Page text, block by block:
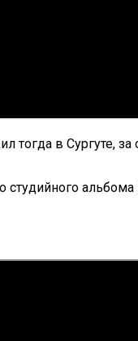
в Сургуте,